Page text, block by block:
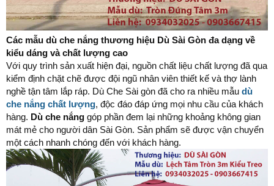
Các mẫu dù che nắng thương hiệu Dù Sài Gòn đa dạng về
kiểu dáng và chất lượng cao
Với quy trình sản xuất hiện đại, nguồn chất liệu chất lượng đã qua
kiểm định chặt chẽ được đội ngũ nhân viên thiết kế và thợ lành
nghề tận tâm lắp ráp. Dù Che Sài gòn đã cho ra nhiều mẫu dù
che nắng chất lượng, độc đáo đáp ứng mọi nhu cầu của khách
hàng. Dù che nắng góp phần đem lại những khoảng không gian
mát mẻ cho người dân Sài Gòn. Sản phẩm sẽ được vận chuyển
một cách nhanh chóng đến với khách hàng.